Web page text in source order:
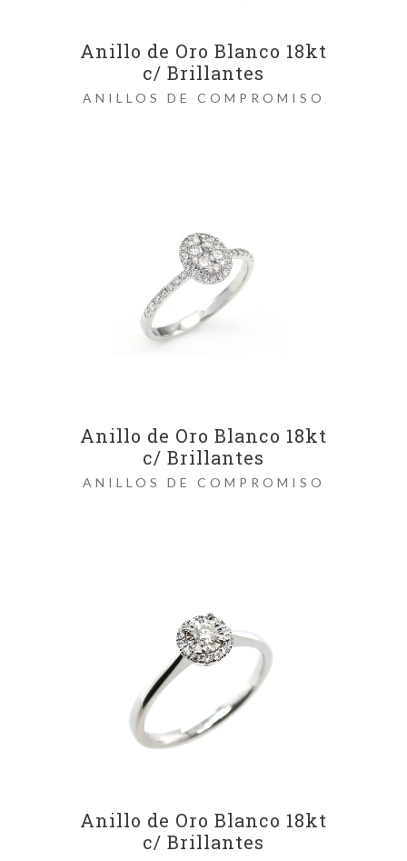
Anillo de Oro Blanco 18kt
c/ Brillantes
ANILLOS DE COMPROMISO
Anillo de Oro Blanco 18kt
c/ Brillantes
ANILLOS DE COMPROMISO
Anillo de Oro Blanco 18kt
c/ Brillantes